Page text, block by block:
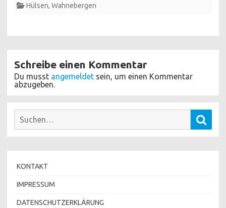
Hülsen, Wahnebergen
Schreibe einen Kommentar
Du musst angemeldet sein, um einen Kommentar
abzugeben.
Suchen
KONTAKT
IMPRESSUM
DATENSCHUTZERKLÄRUNG